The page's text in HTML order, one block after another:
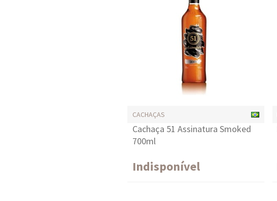
CACHAÇAS
Cachaça 51 Assinatura Smoked
700ml
Indisponível